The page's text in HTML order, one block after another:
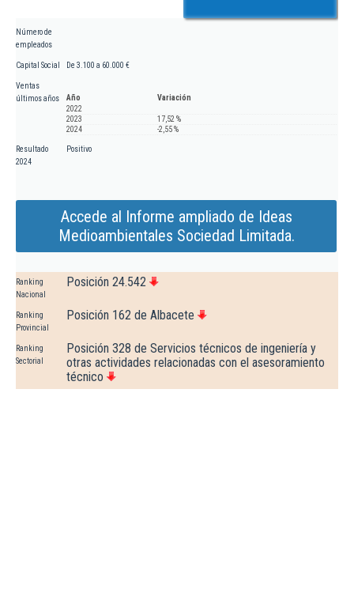
Número de
empleados
Capital Social De 3.100 a 60.000 €
Ventas
últimos años
Año
Variación
2022
2023
17,52 %
2024
-2,55 %
Resultado
2024
Positivo
Accede al Informe ampliado de Ideas
Medioambientales Sociedad Limitada.
Ranking
Nacional
Posición 24.542
Ranking
Provincial
Posición 162 de Albacete
Ranking
Sectorial
Posición 328 de Servicios técnicos de ingeniería y
otras actividades relacionadas con el asesoramiento
técnico